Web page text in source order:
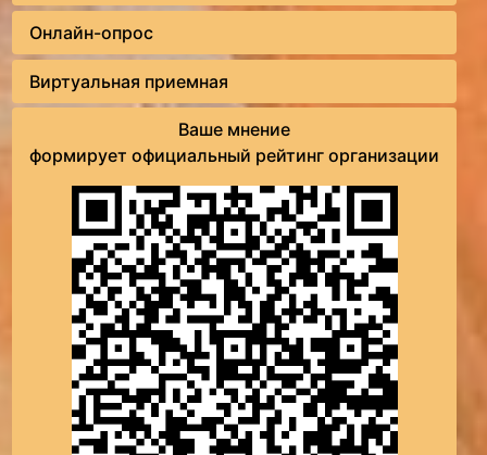
Онлайн-опрос
Виртуальная приемная
Ваше мнение
формирует официальный рейтинг организации